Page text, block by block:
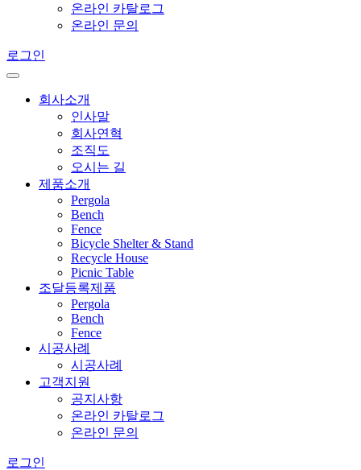
온라인 카탈로그
온라인 문의
로그인
회사소개
인사말
회사연혁
조직도
오시는 길
제품소개
Pergola
Bench
Fence
Bicycle Shelter & Stand
Recycle House
Picnic Table
조달등록제품
Pergola
Bench
Fence
시공사례
시공사례
고객지원
공지사항
온라인 카탈로그
온라인 문의
로그인